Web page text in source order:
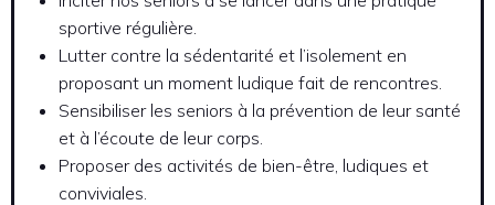
sportive régulière.
Lutter contre la sédentarité et l’isolement en
proposant un moment ludique fait de rencontres.
Sensibiliser les seniors à la prévention de leur santé
et à l’écoute de leur corps.
Proposer des activités de bien-être, ludiques et
conviviales.